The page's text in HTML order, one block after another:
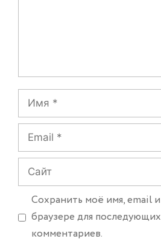
Имя
Email
Сайт
Сохранить моё имя, email
браузере для
комментариев.